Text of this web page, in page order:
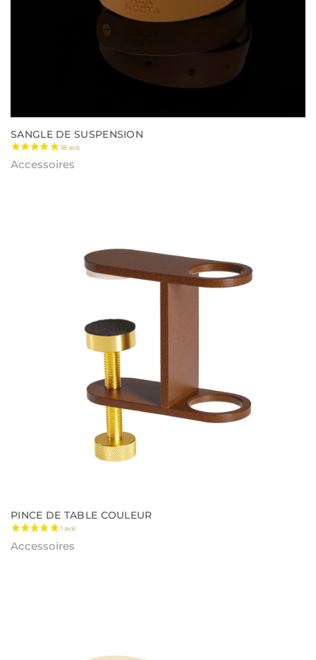
SANGLE DE SUSPENSION
Accessoires
PINCE DE TABLE COULEUR
Accessoires